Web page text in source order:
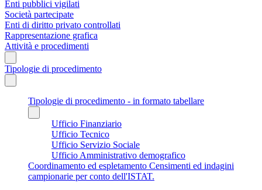
Enti pubblici vigilati
Società partecipate
Enti di diritto privato controllati
Rappresentazione grafica
Attività e procedimenti
Tipologie di procedimento
Tipologie di procedimento - in formato tabellare
Ufficio Finanziario
Ufficio Tecnico
Ufficio Servizio Sociale
Ufficio Amministrativo demografico
Coordinamento ed espletamento Censimenti ed indagini
campionarie per conto dell'ISTAT.